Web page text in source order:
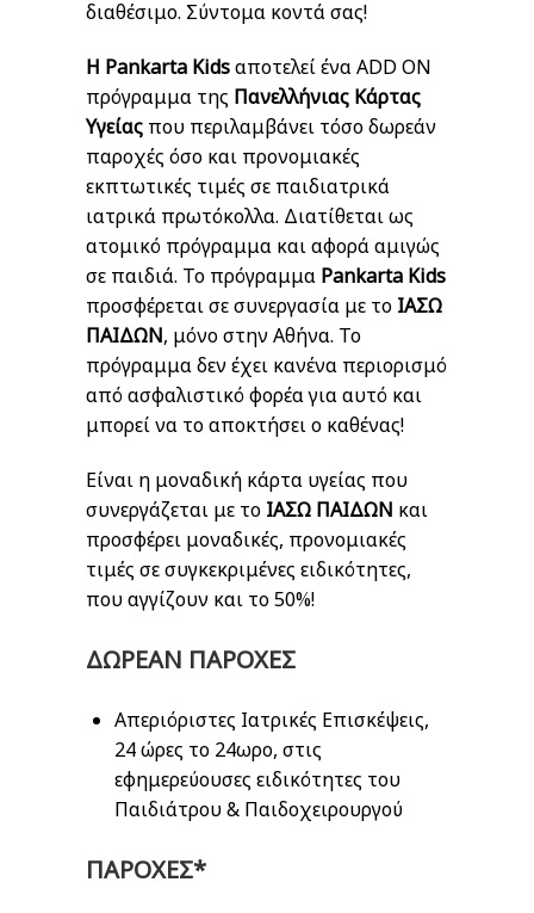
διαθέσιμο. Σύντομα κοντά σας!
Η Pankarta Kidsαποτελεί ένα ADD ON
πρόγραμμα της Πανελλήνιας Κάρτας
Υγείας που περιλαμβάνει τόσο δωρεάν
παροχές όσο και προνομιακές
εκπτωτικές τιμές σε παιδιατρικά
ιατρικά πρωτόκολλα. Διατίθεται ως
ατομικό πρόγραμμα και αφορά αμιγώς
σε παιδιά. To πρόγραμμα Pankarta Kids
προσφέρεται σε συνεργασία με το ΙΑΣΩ
ΠΑΙΔΩΝ, μόνο στην Αθήνα. Το
πρόγραμμα δεν έχει κανένα περιορισμό
από ασφαλιστικό φορέα για αυτό και
μπορεί να το αποκτήσει ο καθένας!
Είναι η μοναδική κάρτα υγείας που
συνεργάζεται με το ΙΑΣΩ ΠΑΙΔΩΝ και
προσφέρει μοναδικές, προνομιακές
τιμές σε συγκεκριμένες ειδικότητες,
που αγγίζουν και το 50%!
ΔΩΡΕΑΝ ΠΑΡΟΧΕΣ
Απεριόριστες Ιατρικές Επισκέψεις,
24 ώρες το 24ωρο, στις
εφημερεύουσες ειδικότητες του
Παιδιάτρου & Παιδοχειρουργού
ΠΑΡΟΧΕΣ*